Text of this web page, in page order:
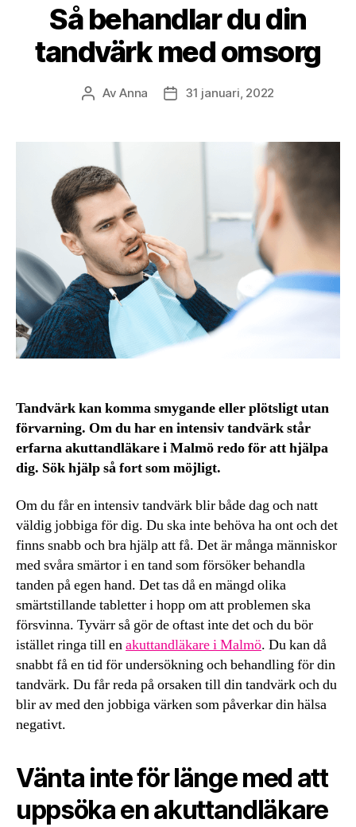
Så behandlar du din
tandvärk med omsorg
Inläggsförfattare
AvAnna Inläggsdatum
31 januari, 2022
Tandvärk kan komma smygande eller plötsligt utan
förvarning. Om du har en intensiv tandvärk står
erfarna akuttandläkare i Malmö redo för att hjälpa
dig. Sök hjälp så fort som möjligt.
Om du får en intensiv tandvärk blir både dag och natt
väldig jobbiga för dig. Du ska inte behöva ha ont och det
finns snabb och bra hjälp att få. Det är många människor
med svåra smärtor i en tand som försöker behandla
tanden på egen hand. Det tas då en mängd olika
smärtstillande tabletter i hopp om att problemen ska
försvinna. Tyvärr så gör de oftast inte det och du bör
istället ringa till enakuttandläkare i Malmö. Du kan då
snabbt få en tid för undersökning och behandling för din
tandvärk. Du får reda på orsaken till din tandvärk och du
blir av med den jobbiga värken som påverkar din hälsa
negativt.
Vänta inte för länge med att
uppsöka en akuttandläkare